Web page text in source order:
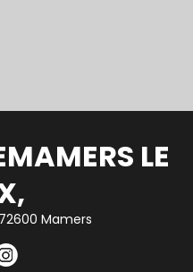
LE
Mamers